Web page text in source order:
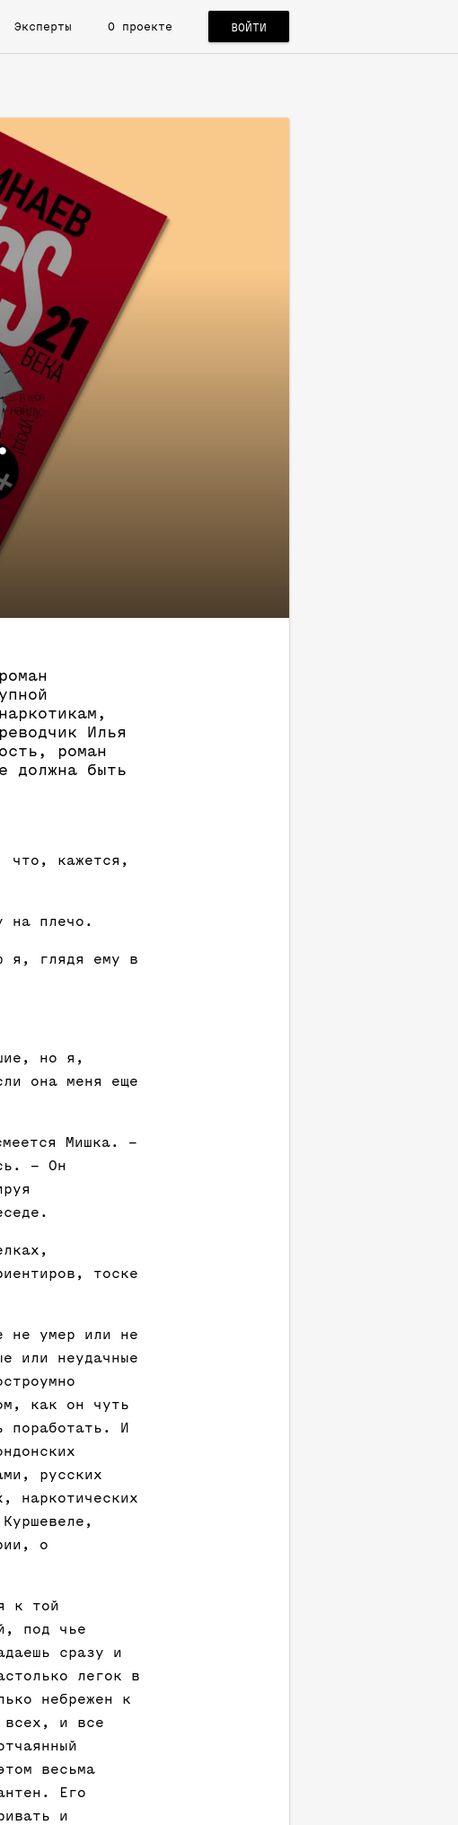
Эксперты О проекте ВОЙТИ
Илья
роман
должна быть
что, кажется,
на плечо.
я, глядя ему в
но я,
она меня еще
Мишка. –
– Он
тоске
не умер или не
или неудачные
как он чуть
поработать. И
русских
наркотических
о
к той
под чье
сразу и
легок в
небрежен к
всех, и все
весьма
Его
и